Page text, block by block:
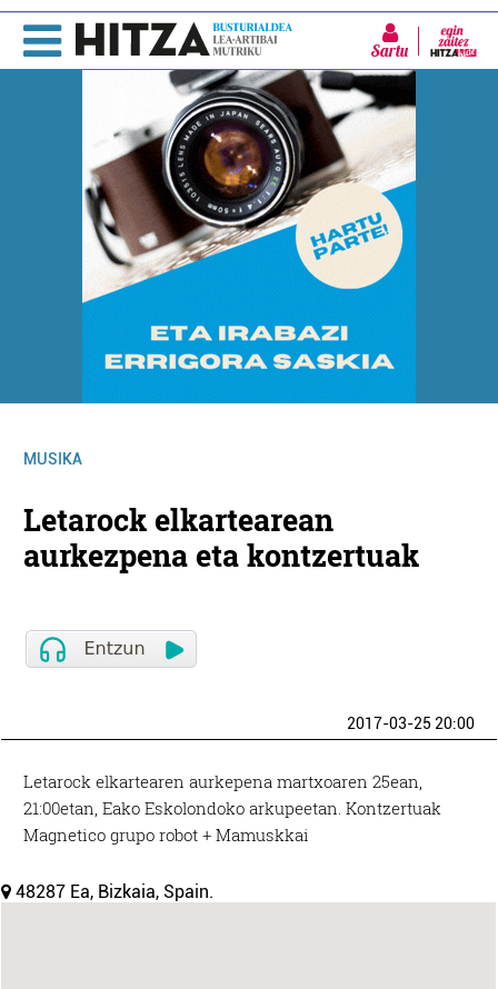
Sartu
MUSIKA
Letarock elkartearean
aurkezpena eta kontzertuak
2017-03-25 20:00
Letarock elkartearen aurkepena martxoaren 25ean,
21:00etan, Eako Eskolondoko arkupeetan. Kontzertuak
Magnetico grupo robot + Mamuskkai
48287 Ea, Bizkaia, Spain.